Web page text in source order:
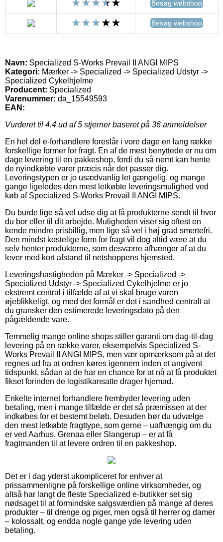
Besøg webshop
Besøg webshop
Navn: Specialized S-Works Prevail II ANGI MIPS
Kategori: Mærker -> Specialized -> Specialized Udstyr ->
Specialized Cykelhjelme
Producent: Specialized
Varenummer: da_15549593
EAN:
Vurderet til 4.4 ud af 5 stjerner baseret på 36 anmeldelser
En hel del e-forhandlere foreslår i vore dage en lang række
forskellige former for fragt. En af de mest benyttede er nu om
dage levering til en pakkeshop, fordi du så nemt kan hente
de nyindkøbte varer præcis når det passer dig.
Leveringstypen er jo usædvanlig let gængelig, og mange
gange ligeledes den mest letkøbte leveringsmulighed ved
køb af Specialized S-Works Prevail II ANGI MIPS.
Du burde lige så vel udse dig at få produkterne sendt til hvor
du bor eller til dit arbejde. Muligheden viser sig oftest en
kende mindre prisbillig, men lige så vel i høj grad smertefri.
Den mindst kostelige form for fragt vil dog altid være at du
selv henter produkterne, som desværre afhænger af at du
lever med kort afstand til netshoppens hjemsted.
Leveringshastigheden på Mærker -> Specialized ->
Specialized Udstyr -> Specialized Cykelhjelme er jo
ekstremt central i tilfælde af at vi skal bruge varen
øjeblikkeligt, og med det formål er det i sandhed centralt at
du gransker den estimerede leveringsdato på den
pågældende vare.
Temmelig mange online shops stiller garanti om dag-til-dag
levering på en række varer, eksempelvis Specialized S-
Works Prevail II ANGI MIPS, men vær opmærksom på at det
regnes ud fra at ordren køres igennem inden et angivent
tidspunkt, sådan at de har en chance for at nå at få produktet
fikset forinden de logistikansatte drager hjemad.
Enkelte internet forhandlere frembyder levering uden
betaling, men i mange tilfælde er det så præmissen at der
indkøbes for et bestemt beløb. Desuden bør du udvælge
den mest letkøbte fragttype, som gerne – uafhængig om du
er ved Aarhus, Grenaa eller Slangerup – er at få
fragtmanden til at levere ordren til en pakkeshop.
Det er i dag yderst ukompliceret for enhver at
prissammenligne på forskellige online virksomheder, og
altså har langt de fleste Specialized e-butikker set sig
nødsaget til at formindske salgsværdien på mange af deres
produkter – til drenge og piger, men også til herrer og damer
– kolossalt, og endda nogle gange yde levering uden
betaling.